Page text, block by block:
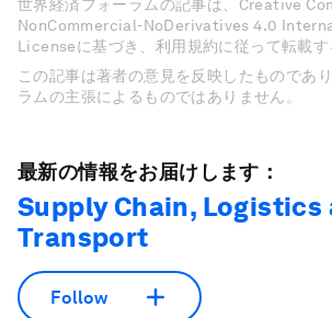
世界経済フォーラムの記事は、Creative
NonCommercial-NoDerivatives 4.0
Licenseに基づき、利用規約に従って転載す
この記事は著者の意見を反映したものであ
ラムの主張によるものではありません。
最新の情報をお届けします：
Supply Chain, Logistics
Transport
Follow